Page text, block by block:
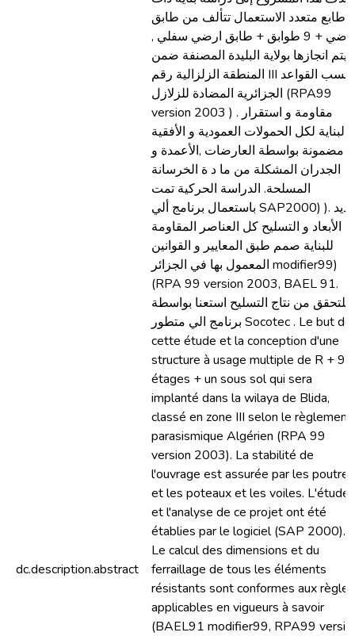
dc.description.abstract
طابع متعدد الاستعمال تتألف من طابق
ارضي + 9 طوابق + طابق ارضي سفلي ,
يتم انجازها بولاية البليدة المصنفة ضمن
المنطقة الزلزالية رقم III حسب القواعد
الجزائرية المضادة للزلازل (RPA99
version 2003 ) . مقاومة و استقرار
البناية لكل الحمولات العمودية و الأفقية
مضمونة بواسطة العارضات ,الأعمدة و
الجدران المشكلة من ما د ة الخرسانة
المسلحة. الدراسة الحركية تمت
باستعمال برنامج ألي SAP2000) ). تحديد
الأبعاد و التسليح كل العناصر المقاومة
للبناية صمم طبق المعايير و القوانين
المعمول بها في الجزائر modifier99)
(RPA 99 version 2003, BAEL 91.
للتحقق من نتاج التسليح استعنا بواسطة
برنامج الي متطور Socotec . Le but de
cette étude et la conception d'une
structure à usage multiple de R + 9
étages + un sous sol qui sera
implanté dans la wilaya de Blida,
classé en zone III selon le règlement
parasismique Algérien (RPA 99
version 2003). La stabilité de
l'ouvrage est assurée par les
et les poteaux et les voiles. L'étude
et l'analyse de ce projet ont été
établies par le logiciel (SAP 2000).
Le calcul des dimensions et du
ferraillage de tous les éléments
résistants sont conformes aux règles
applicables en vigueurs à savoir
(BAEL91 modifier99, RPA99